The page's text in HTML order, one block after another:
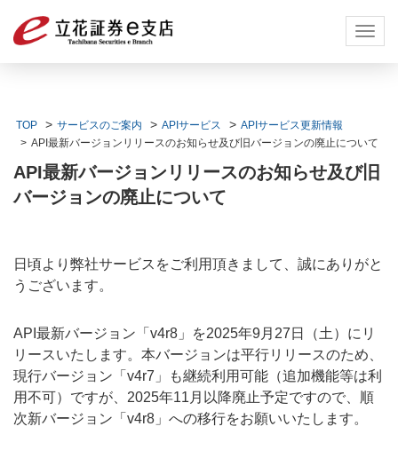
TOP サービスのご案内 APIサービス
APIサービス更新情報
API最新バージョンリリースのお知らせ及び旧バージョンの廃止について
API最新バージョンリリースのお知らせ及び旧
バージョンの廃止について
日頃より弊社サービスをご利用頂きまして、誠にありがと
うございます。
API最新バージョン「v4r8」を2025年9月27日（土）にリ
リースいたします。本バージョンは平行リリースのため、
現行バージョン「v4r7」も継続利用可能（追加機能等は利
用不可）ですが、2025年11月以降廃止予定ですので、順
次新バージョン「v4r8」への移行をお願いいたします。